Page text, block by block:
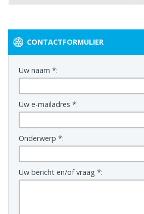
CONTACTFORMULIER
Uw naam *:
Uw e-mailadres *:
Onderwerp *:
Uw bericht en/of vraag *: